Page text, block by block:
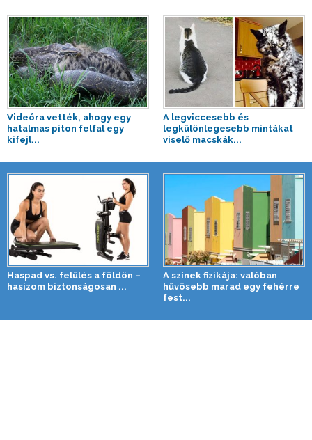
Videóra vették, ahogy egy
hatalmas piton felfal egy
kifejl...
A legviccesebb és
legkülönlegesebb mintákat
viselő macskák...
Haspad vs. felülés a földön –
hasizom biztonságosan ...
A színek fizikája: valóban
hűvösebb marad egy fehérre
fest...